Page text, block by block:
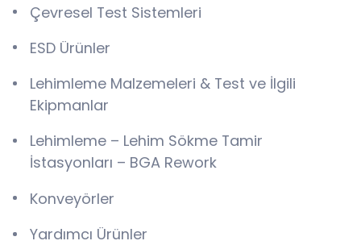
Çevresel Test Sistemleri
ESD Ürünler
Lehimleme Malzemeleri & Test ve İlgili
Ekipmanlar
Lehimleme – Lehim Sökme Tamir
İstasyonları – BGA Rework
Konveyörler
Yardımcı Ürünler